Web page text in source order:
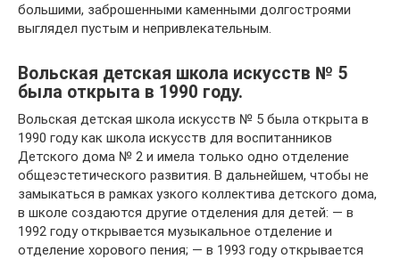
большими, заброшенными каменными долгостроями
выглядел пустым и непривлекательным.
Вольская детская школа искусств № 5
была открыта в 1990 году.
Вольская детская школа искусств № 5 была открыта в
1990 году как школа искусств для воспитанников
Детского дома № 2 и имела только одно отделение
общеэстетического развития. В дальнейшем, чтобы не
замыкаться в рамках узкого коллектива детского дома,
в школе создаются другие отделения для детей: — в
1992 году открывается музыкальное отделение и
отделение хорового пения; — в 1993 году открывается